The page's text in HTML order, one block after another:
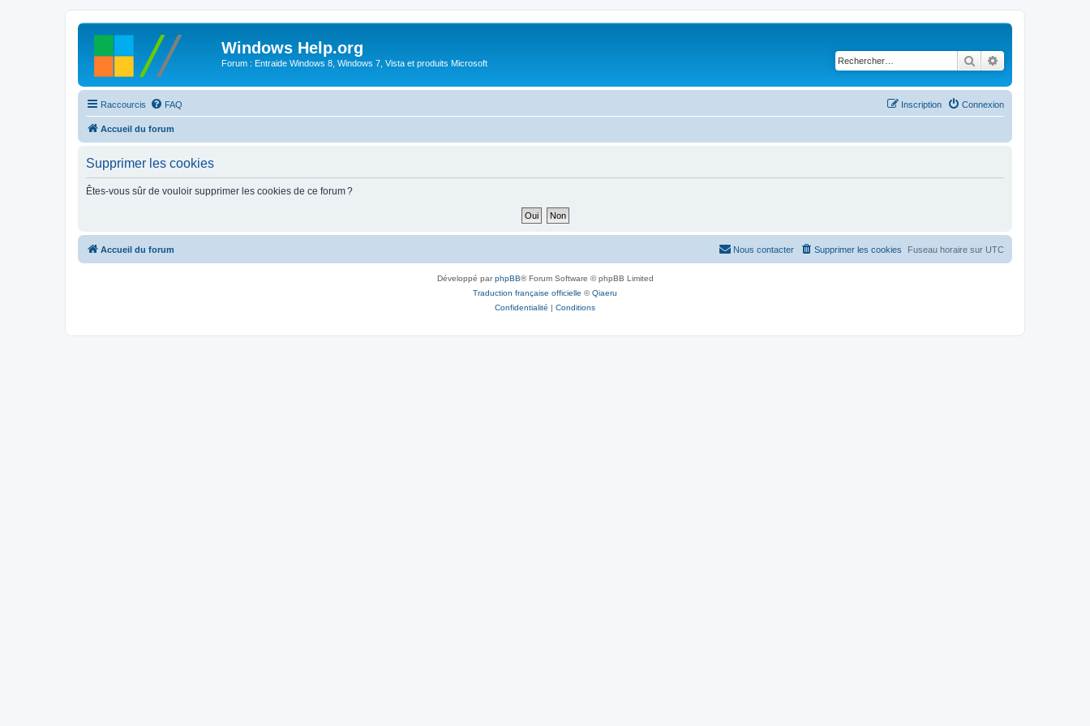
Windows Help.org
Forum : Entraide Windows 8, Windows 7, Vista et produits Microsoft Rechercher
Raccourcis FAQ Connexion
Inscription
Accueil du forum
Supprimer les cookies
Êtes-vous sûr de vouloir supprimer les cookies de ce forum ?
Accueil du forum Fuseau horaire sur UTC
Supprimer les cookies
Nous contacter
Développé parphpBB® Forum Software © phpBB Limited
Traduction française officielle ©Qiaeru
Confidentialité | Conditions